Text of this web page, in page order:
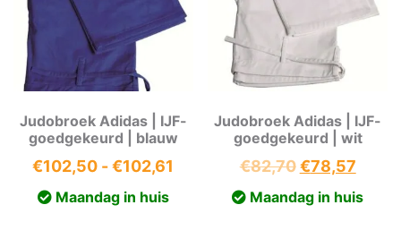
Judobroek Adidas | IJF-
goedgekeurd | blauw
€102,50 - €102,61 Prijsklasse:
€102,50
Maandag in huis
Judobroek Adidas | IJF-
goedgekeurd | wit
€82,70
prijs
€78,57
prijs
Maandag in huis